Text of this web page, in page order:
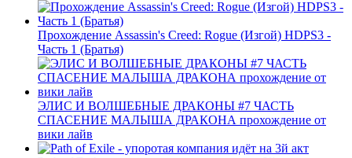
Прохождение Assassin's Creed: Rogue (Изгой) HDPS3 -
Часть 1 (Братья)
ЭЛИС И ВОЛШЕБНЫЕ ДРАКОНЫ #7 ЧАСТЬ
СПАСЕНИЕ МАЛЫША ДРАКОНА прохождение от
вики лайв